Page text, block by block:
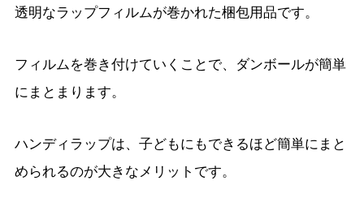
透明なラップフィルムが巻かれた梱包用品です。
フィルムを巻き付けていくことで、ダンボールが簡単
にまとまります。
ハンディラップは、子どもにもできるほど簡単にまと
められるのが大きなメリットです。